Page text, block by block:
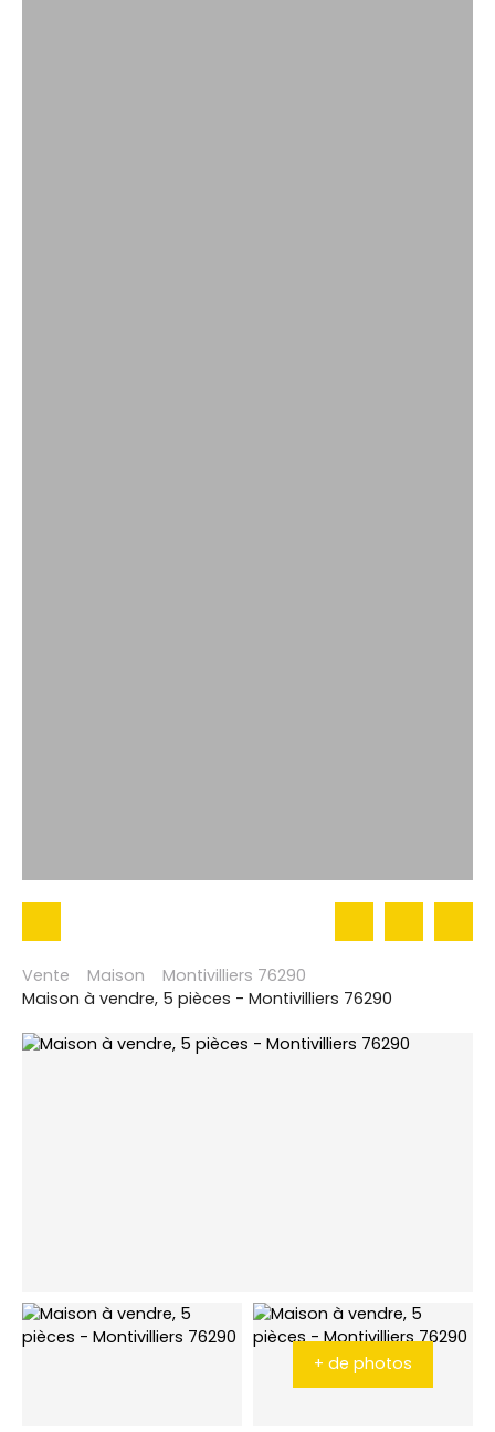
Vente Maison
Montivilliers 76290
Maison à vendre, 5 pièces - Montivilliers 76290
+ de photos